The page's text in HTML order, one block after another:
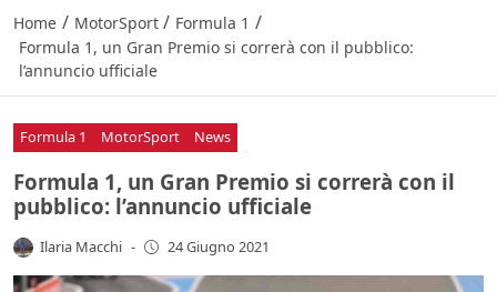
Home / MotorSport / Formula 1 /
Formula 1, un Gran Premio si correrà con il pubblico:
l’annuncio ufficiale
Formula 1 MotorSport News
Formula 1, un Gran Premio si correrà con il
pubblico: l’annuncio ufficiale
Ilaria Macchi - 24 Giugno 2021